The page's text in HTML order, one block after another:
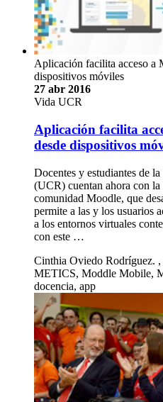
Aplicación facilita acceso a
dispositivos móviles
27 abr 2016
Vida UCR
Aplicación facilita
desde dispositivos
Docentes y estudiantes de
(UCR) cuentan ahora con
comunidad Moodle, que
permite a las y los usuarios
a los entornos virtuales
con este …
Cinthia Oviedo Rodríguez.
METICS, Moddle Mobile,
docencia, app